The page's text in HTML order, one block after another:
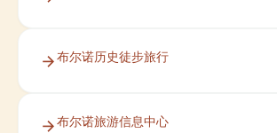
布尔诺历史徒步旅行
布尔诺旅游信息中心